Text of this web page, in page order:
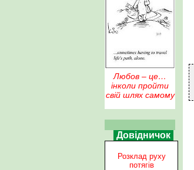
Любов – це…
інколи пройти
свій шлях самому
Довідничок
Розклад руху
потягів